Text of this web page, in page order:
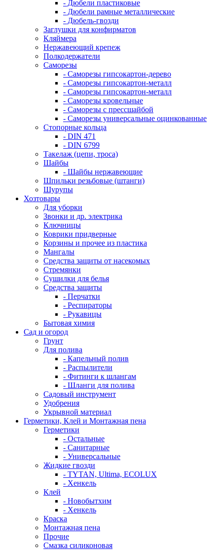
- Дюбели пластиковые
- Дюбели рамные металлические
- Дюбель-гвозди
Заглушки для конфирматов
Кляймера
Нержавеющий крепеж
Полкодержатели
Саморезы
- Саморезы гипсокартон-дерево
- Саморезы гипсокартон-металл
- Саморезы гипсокартон-металл
- Саморезы кровельные
- Саморезы с прессшайбой
- Саморезы универсальные оцинкованные
Стопорные кольца
- DIN 471
- DIN 6799
Такелаж (цепи, троса)
Шайбы
- Шайбы нержавеющие
Шпильки резьбовые (штанги)
Шурупы
Хозтовары
Для уборки
Звонки и др. электрика
Ключницы
Коврики придверные
Корзины и прочее из пластика
Мангалы
Средства защиты от насекомых
Стремянки
Сушилки для белья
Средства защиты
- Перчатки
- Респираторы
- Рукавицы
Бытовая химия
Сад и огород
Грунт
Для полива
- Капельный полив
- Распылители
- Фитинги к шлангам
- Шланги для полива
Садовый инструмент
Удобрения
Укрывной материал
Герметики, Клей и Монтажная пена
Герметики
- Остальные
- Санитарные
- Универсальные
Жидкие гвозди
- TYTAN, Ultima, ECOLUX
- Хенкель
Клей
- Новобытхим
- Хенкель
Краска
Монтажная пена
Прочие
Смазка силиконовая